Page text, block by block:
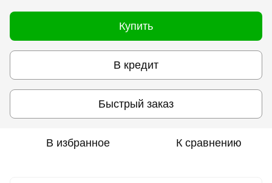
Купить
В кредит
Быстрый заказ
В избранное К сравнению